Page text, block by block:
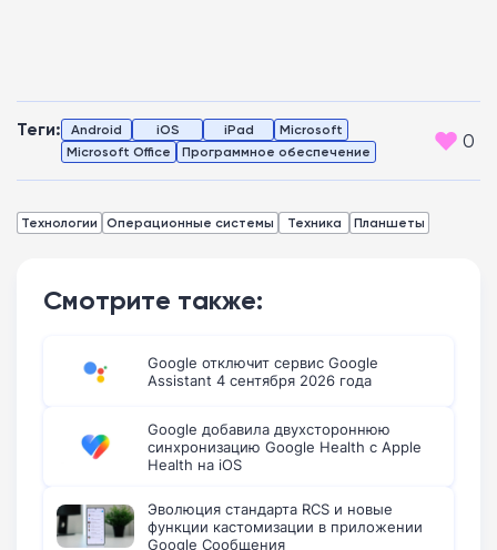
Теги: Android iOS iPad
Microsoft
Microsoft Office
Программное обеспечение 0
Технологии Операционные системы Техника Планшеты
Смотрите также:
Google отключит сервис Google
Assistant 4 сентября 2026 года
Google добавила двухстороннюю
синхронизацию Google Health с Apple
Health на iOS
Эволюция стандарта RCS и новые
функции кастомизации в приложении
Google Сообщения